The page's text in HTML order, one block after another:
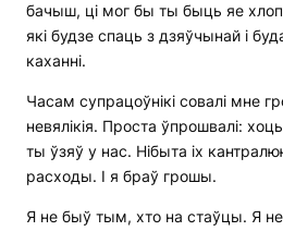
бачыш, ці мог бы ты быць яе
які будзе спаць з дзяўчынай і
каханні.
Часам супрацоўнікі совалі мне
невялікія. Проста ўпрошвалі:
ты ўзяў у нас. Нібыта іх
расходы. І я браў грошы.
Я не быў тым, хто на стаўцы. Я